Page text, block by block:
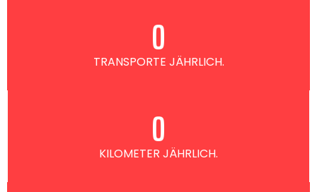
TRANSPORTE JÄHRLICH.
0
KILOMETER JÄHRLICH.
0